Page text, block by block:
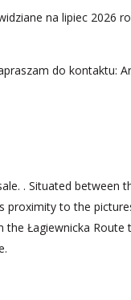
na lipiec 2026
do kontaktu:
. Situated between
to the
Łagiewnicka